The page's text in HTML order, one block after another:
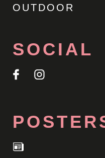
OUTDOOR
SOCIAL